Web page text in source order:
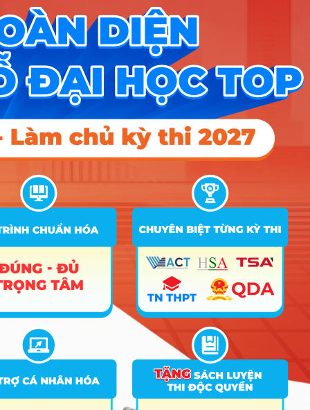
Quốc
Gia Hà
Nội
7
Đại Học
Khoa
Học Xã
Hội và
Nhân
Văn –
Đại Học
Gia Hà
QHX16 D78
8
Đại Học
Dân
7810201
9
Đại Học
Học Xã
Văn –
Đại Học
QHX16